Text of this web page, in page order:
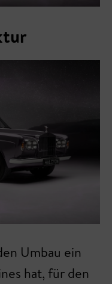
Umbau ein
hat, für den